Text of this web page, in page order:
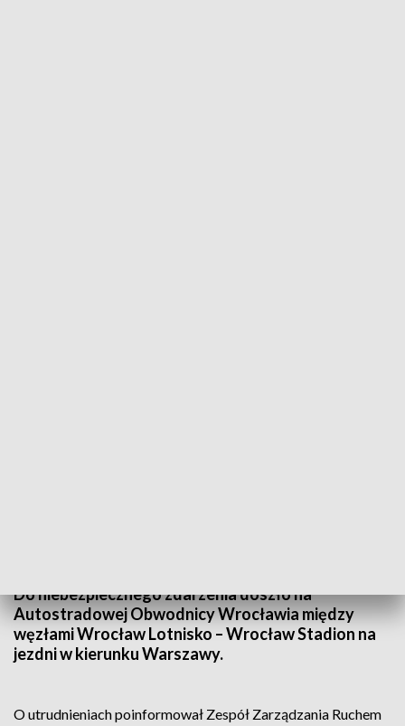
Do niebezpiecznego zdarzenia doszło na
Autostradowej Obwodnicy Wrocławia między
węzłami Wrocław Lotnisko – Wrocław Stadion na
jezdni w kierunku Warszawy.
O utrudnieniach poinformował Zespół Zarządzania Ruchem